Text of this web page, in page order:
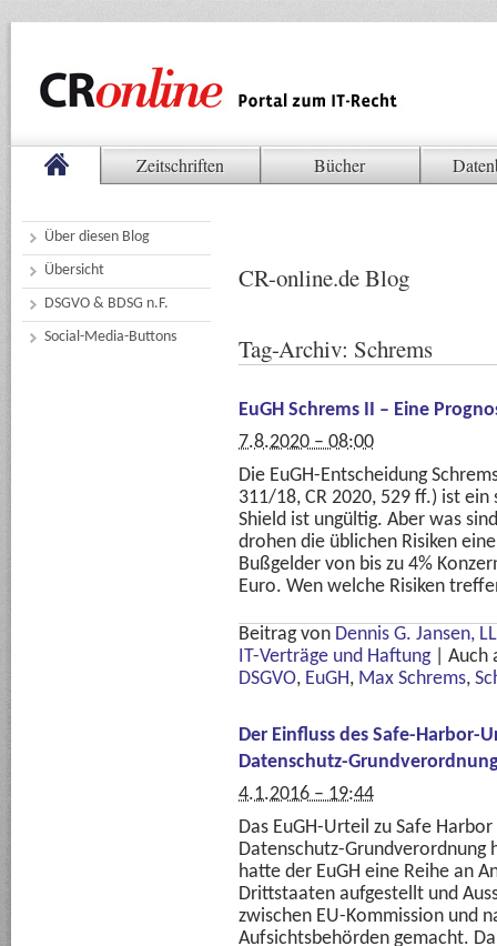
Zeitschriften Bücher
Über diesen Blog
Übersicht
DSGVO & BDSG n.F.
Social-Media-Buttons
CR-online.de Blog
Tag-Archiv: Schrems
EuGH Schrems II – Eine
7.8.2020 – 08:00
Die EuGH-Entscheidung
311/18, CR 2020, 529 ff.) ist
Shield ist ungültig. Aber was
drohen die üblichen Risiken
Bußgelder von bis zu 4%
Euro. Wen welche Risiken
Beitrag von Dennis G. Jansen,
IT-Verträge und Haftung
Auch
DSGVO, EuGH, Max Schrems,
Der Einfluss des Safe-Harbor-
Datenschutz-
4.1.2016 – 19:44
Das EuGH-Urteil zu Safe
Datenschutz-
hatte der EuGH eine Reihe an
Drittstaaten aufgestellt und
zwischen EU-Kommission und
Aufsichtsbehörden gemacht.